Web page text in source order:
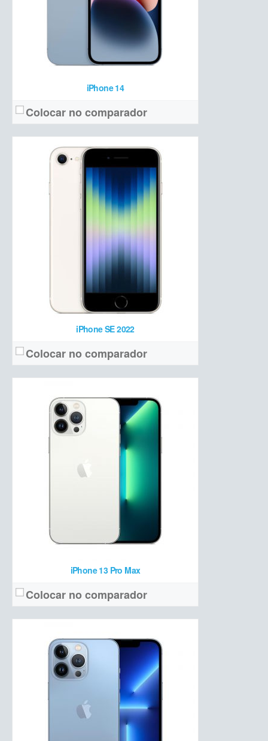
iPhone 14
Colocar no comparador
iPhone SE 2022
Colocar no comparador
Ver detalhes →
iPhone 13 Pro Max
Colocar no comparador
OLED 6,7 polegadas Full HD+ com 120 Hz
Câmera:
Tripla (12 MP + 12 MP teleobjetiva +12 MP ultrawide + ToF 3D)
Hardware:
Apple A15 Bionic + 6 GB de RAM + 128/256/512GB/1TB de armazenamento
4373 mAh
Preço de lançamento:a partir de R$ R$ 10.499 (128 GB)
OLED 6,1 polegadas Full HD+ com 120 Hz
Câmera:Tripla (12 MP + 12 MP teleobjetiva +12 MP ultrawide + ToF 3D)
Hardware: Apple A15 Bionic + 6 GB de RAM + 128/256/512 GB de armazenamento
Preço de lançamento:
Super Retina XDR OLED, 5,4 polegadas e Full HD+
Câmera:Dupla (13 MP + 12 MP ultrawide)
Hardware:Apple A15 Bionic + 4 GB de RAM + 128/256/512 GB de armazenamento
Bateria:
2438 mAh (17 horas de autonomia)
Preço de lançamento:a partir de R$ R$ 6.599 (128 GB)